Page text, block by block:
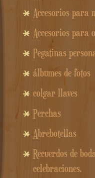
Accesorios para
Accesorios para
Pegatinas
álbumes de fotos
colgar llaves
Perchas
Abrebotellas
Recuerdos de
celebraciones.